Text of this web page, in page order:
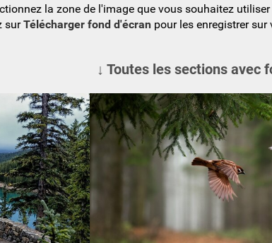
la zone de l'image que vous souhaitez
surTélécharger fond d'écran pour les enregistrer sur
↓ Toutes les sections avec